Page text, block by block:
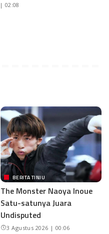
02:08
BERITA TINJU
The Monster Naoya Inoue
Satu-satunya Juara
Undisputed
3 Agustus 2026 | 00:06